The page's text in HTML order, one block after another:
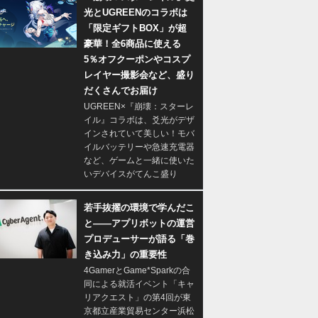
光とUGREENのコラボは
「限定ギフトBOX」が超
豪華！全6商品に使える
5％オフクーポンやコスプ
レイヤー撮影会など、盛り
だくさんでお届け
UGREEN×『崩壊：スターレ
イル』コラボは、爻光がデザ
インされていて美しい！モバ
イルバッテリーや急速充電器
など、ゲームと一緒に使いた
いデバイスがてんこ盛り
若手抜擢の環境で学んだこ
と――アプリボットの運営
プロデューサーが語る「巻
き込み力」の重要性
4GamerとGame*Sparkの合
同による就活イベント「キャ
リアクエスト」の第4回が東
京都立産業貿易センター浜松